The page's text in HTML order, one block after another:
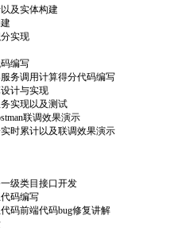
及实体构建
实现
编写
务调用计算得分代码编写
计与实现
实现以及测试
联调效果演示
时累计以及联调效果演示
级类目接口开发
码编写
码前端代码bug修复讲解